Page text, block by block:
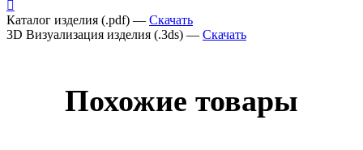
Каталог изделия (.pdf) — Скачать
3D Визуализация изделия (.3ds) — Скачать
Похожие товары